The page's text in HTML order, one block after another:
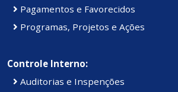
Pagamentos e Favorecidos
Programas, Projetos e Ações
Controle Interno:
Auditorias e Inspenções